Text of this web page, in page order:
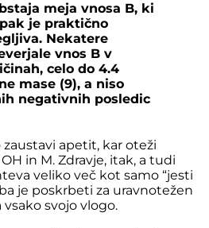
meja vnosa B, ki
je praktično
Nekatere
vnos B v
celo do 4.4
mase (9), a niso
negativnih posledic
apetit, kar oteži
in M. Zdravje, itak, a tudi
veliko več kot samo “jesti
je poskrbeti za uravnotežen
svojo vlogo.